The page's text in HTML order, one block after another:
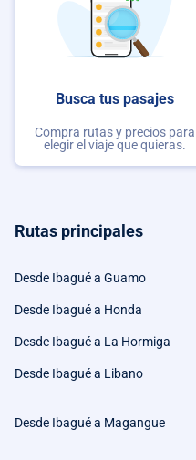
Busca tus pasajes
Compra rutas y precios para
elegir el viaje que quieras.
Rutas principales
Desde Ibagué a Guamo
Desde Ibagué a Honda
Desde Ibagué a La Hormiga
Desde Ibagué a Libano
Desde Ibagué a Magangue